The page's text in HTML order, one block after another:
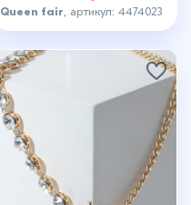
Queen fair , артикул: 4474023